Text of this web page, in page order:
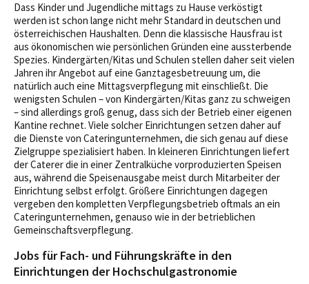
Dass Kinder und Jugendliche mittags zu Hause verköstigt
werden ist schon lange nicht mehr Standard in deutschen und
österreichischen Haushalten. Denn die klassische Hausfrau ist
aus ökonomischen wie persönlichen Gründen eine aussterbende
Spezies. Kindergärten/Kitas und Schulen stellen daher seit vielen
Jahren ihr Angebot auf eine Ganztagesbetreuung um, die
natürlich auch eine Mittagsverpflegung mit einschließt. Die
wenigsten Schulen – von Kindergärten/Kitas ganz zu schweigen
– sind allerdings groß genug, dass sich der Betrieb einer eigenen
Kantine rechnet. Viele solcher Einrichtungen setzen daher auf
die Dienste von Cateringunternehmen, die sich genau auf diese
Zielgruppe spezialisiert haben. In kleineren Einrichtungen liefert
der Caterer die in einer Zentralküche vorproduzierten Speisen
aus, während die Speisenausgabe meist durch Mitarbeiter der
Einrichtung selbst erfolgt. Größere Einrichtungen dagegen
vergeben den kompletten Verpflegungsbetrieb oftmals an ein
Cateringunternehmen, genauso wie in der betrieblichen
Gemeinschaftsverpflegung.
Jobs für Fach- und Führungskräfte in den
Einrichtungen der Hochschulgastronomie